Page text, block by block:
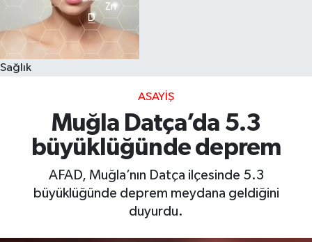
Sağlık
ASAYIŞ
Muğla Datça’da 5.3
büyüklüğünde deprem
AFAD, Muğla’nın Datça ilçesinde 5.3
büyüklüğünde deprem meydana geldiğini
duyurdu.